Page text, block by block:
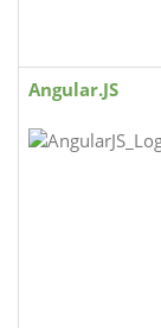
Angular.JS